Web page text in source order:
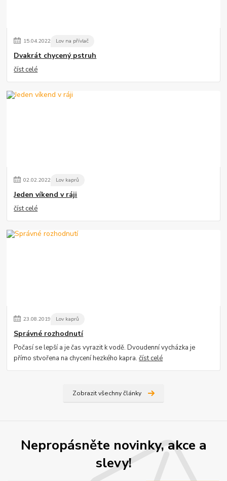
15.04.2022 Lov na přívlač
Dvakrát chycený pstruh
číst celé
02.02.2022 Lov kaprů
Jeden víkend v ráji
číst celé
23.08.2019 Lov kaprů
Správné rozhodnutí
Počasí se lepší a je čas vyrazit k vodě. Dvoudenní vycházka je
přímo stvořena na chycení hezkého kapra.číst celé
Zobrazit všechny články
Nepropásněte novinky, akce a
slevy!